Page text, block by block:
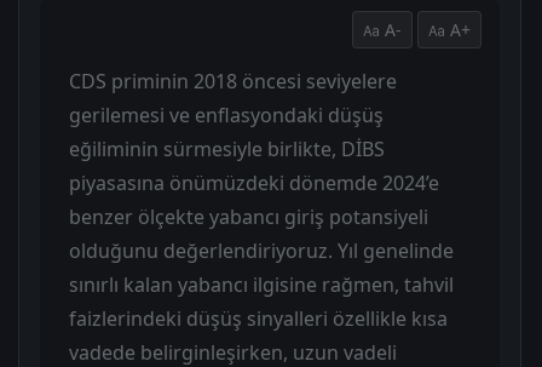
A- A+
CDS priminin 2018 öncesi seviyelere
gerilemesi ve enflasyondaki düşüş
eğiliminin sürmesiyle birlikte, DİBS
piyasasına önümüzdeki dönemde 2024’e
benzer ölçekte yabancı giriş potansiyeli
olduğunu değerlendiriyoruz. Yıl genelinde
sınırlı kalan yabancı ilgisine rağmen, tahvil
faizlerindeki düşüş sinyalleri özellikle kısa
vadede belirginleşirken, uzun vadeli